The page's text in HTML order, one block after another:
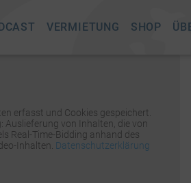
VERMIETUNG SHOP
erfasst und Cookies gespeichert.
von Inhalten, die von
Real-Time-Bidding anhand des
Inhalten. Datenschutzerklärung